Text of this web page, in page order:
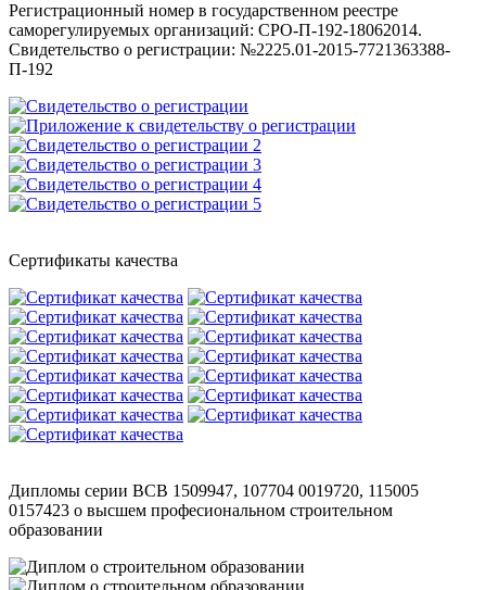
Регистрационный номер в государственном реестре
саморегулируемых организаций: СРО-П-192-18062014.
Свидетельство о регистрации: №2225.01-2015-7721363388-
П-192
Сертификаты качества
Дипломы серии ВСВ 1509947, 107704 0019720, 115005
0157423 о высшем професиональном строительном
образовании